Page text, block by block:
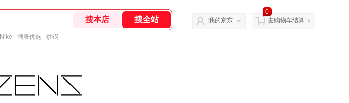
Nike 潮表优选 炒锅
我的京东
0
去购物车结算